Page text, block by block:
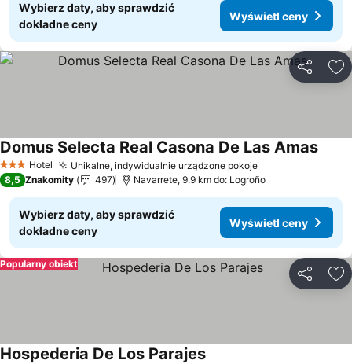
Wybierz daty, aby sprawdzić
dokładne ceny
Wyświetl ceny
3 Kategoria
Hotel Unikalne, indywidualnie urządzone pokoje
Domus Selecta Real Casona De Las Amas
8,5 Znakomity 497 Navarrete, 9.9 km do: Logroño
Wybierz daty, aby sprawdzić
dokładne ceny
Wyświetl ceny
Popularny obiekt
Hospederia De Los Parajes